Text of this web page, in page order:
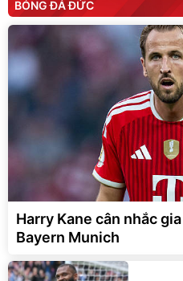
BÓNG ĐÁ ĐỨC
Harry Kane cân nhắc
Bayern Munich